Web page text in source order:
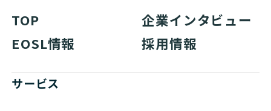
TOP
企業インタビュー
EOSL情報
採用情報
サービス